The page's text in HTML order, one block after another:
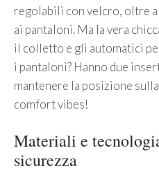
regolabili con velcro, oltre
ai pantaloni. Ma la vera
il colletto e gli automatici
i pantaloni? Hanno due
mantenere la posizione
comfort vibes!
Materiali e
sicurezza